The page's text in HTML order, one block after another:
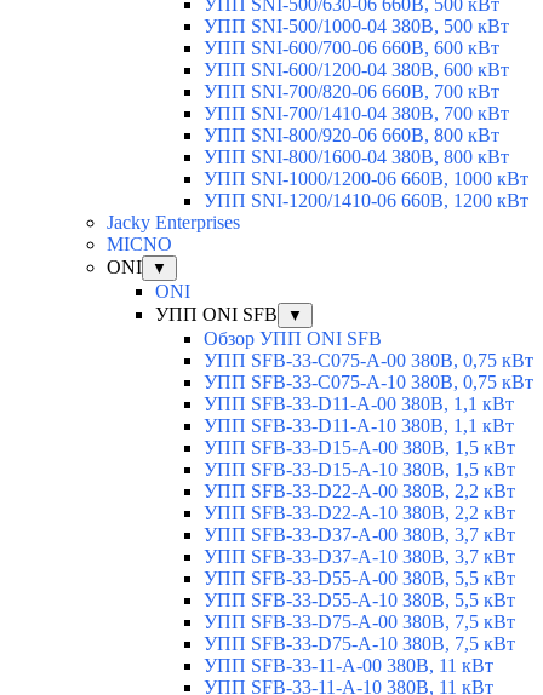
УПП SNI-500/1000-04 380В, 500 кВт
УПП SNI-600/700-06 660В, 600 кВт
УПП SNI-600/1200-04 380В, 600 кВт
УПП SNI-700/820-06 660В, 700 кВт
УПП SNI-700/1410-04 380В, 700 кВт
УПП SNI-800/920-06 660В, 800 кВт
УПП SNI-800/1600-04 380В, 800 кВт
УПП SNI-1000/1200-06 660В, 1000 кВт
УПП SNI-1200/1410-06 660В, 1200 кВт
Jacky Enterprises
MICNO
ONI
▼
ONI
УПП ONI SFB
▼
Обзор УПП ONI SFB
УПП SFB-33-C075-A-00 380В, 0,75 кВт
УПП SFB-33-C075-A-10 380В, 0,75 кВт
УПП SFB-33-D11-A-00 380В, 1,1 кВт
УПП SFB-33-D11-A-10 380В, 1,1 кВт
УПП SFB-33-D15-A-00 380В, 1,5 кВт
УПП SFB-33-D15-A-10 380В, 1,5 кВт
УПП SFB-33-D22-A-00 380В, 2,2 кВт
УПП SFB-33-D22-A-10 380В, 2,2 кВт
УПП SFB-33-D37-A-00 380В, 3,7 кВт
УПП SFB-33-D37-A-10 380В, 3,7 кВт
УПП SFB-33-D55-A-00 380В, 5,5 кВт
УПП SFB-33-D55-A-10 380В, 5,5 кВт
УПП SFB-33-D75-A-00 380В, 7,5 кВт
УПП SFB-33-D75-A-10 380В, 7,5 кВт
УПП SFB-33-11-A-00 380В, 11 кВт
УПП SFB-33-11-A-10 380В, 11 кВт